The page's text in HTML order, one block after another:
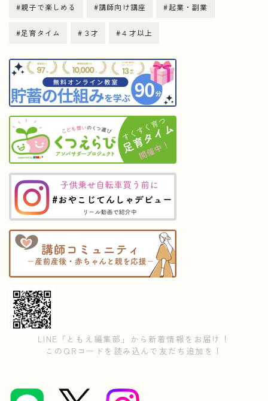
親子で楽しめる 講師向け講座 起業・副業
足育タイム ３才 ４才以上
LINE「ともえ編集部」から新着情報をお届け！
このQRコードを読み込んで友だち追加を！